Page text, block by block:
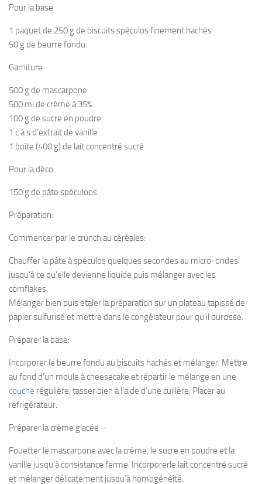
Pour la base
1 paquet de 250 g de biscuits spéculos finement hachés
50 g de beurre fondu
Garniture
500 g de mascarpone
500 ml de crème à 35%
100 g de sucre en poudre
1 c à s d’extrait de vanille
1 boîte (400 g) de lait concentré sucré
Pour la déco
150 g de pâte spéculoos
Préparation:
Commencer par le crunch au céréales:
Chauffer la pâte à spéculos quelques secondes au micro-ondes
jusqu’à ce qu’elle devienne liquide puis mélanger avec les
cornflakes.
Mélanger bien puis étaler la préparation sur un plateau tapissé de
papier sulfurisé et mettre dans le congélateur pour qu’il durcisse.
Préparer la base:
Incorporer le beurre fondu au biscuits hachés et mélanger. Mettre
au fond d’un moule à cheesecake et répartir le mélange en une
couche régulière, tasser bien à l’aide d’une cuillère. Placer au
réfrigérateur.
Préparer la crème glacée –
Fouetter le mascarpone avec la crème, le sucre en poudre et la
vanille jusqu’à consistance ferme. Incorporerle lait concentré sucré
et mélanger délicatement jusqu’à homogénéité.